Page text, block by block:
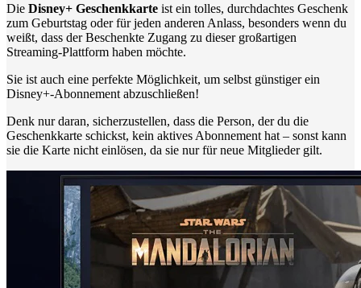
Die Disney+ Geschenkkarte ist ein tolles, durchdachtes Geschenk
zum Geburtstag oder für jeden anderen Anlass, besonders wenn du
weißt, dass der Beschenkte Zugang zu dieser großartigen
Streaming-Plattform haben möchte.
Sie ist auch eine perfekte Möglichkeit, um selbst günstiger ein
Disney+-Abonnement abzuschließen!
Denk nur daran, sicherzustellen, dass die Person, der du die
Geschenkkarte schickst, kein aktives Abonnement hat – sonst kann
sie die Karte nicht einlösen, da sie nur für neue Mitglieder gilt.